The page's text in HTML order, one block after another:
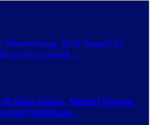
Musrenbang, Wali Nagari Iis
untuk ...
Masa Depan, Menteri Nusron
Sertipikasi...